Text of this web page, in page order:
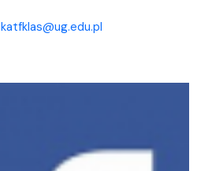
katfklas@ug.edu.pl